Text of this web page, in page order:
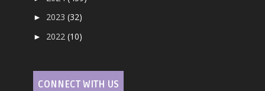
► 2023(32)
► 2022(10)
CONNECT WITH US